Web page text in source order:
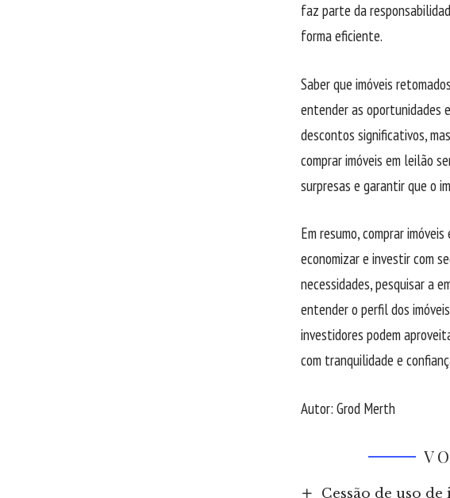
faz parte da
forma eficiente.
Saber que imóveis
entender as oportunidades
descontos significativos,
comprar imóveis em leilão
surpresas e garantir que o
Em resumo, comprar
economizar e investir com
necessidades, pesquisar a
entender o perfil dos
investidores podem
com tranquilidade e
Autor: Grod Merth
Cessão de uso